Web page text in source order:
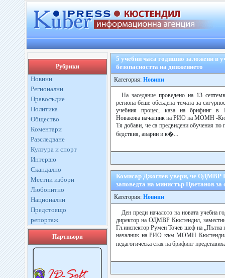
Рубрики
Новини
Регионални
Правосъдие
Политика
Общество
Коментари
Разследване
Култура и спорт
Интервю
Скандално
Местни избори
Любопитно
Национални
Предстоящо
репортаж
Партньори
5 учебни часа годишно заложени в
безопасността на движението
Категория: Новини
На заседание проведено на 13
региона беше обсъдена темата за
учебния процес, каза на брифинг в
Новакова началник на РИО на МОМН -
Тя добави, че са предвидени обучения по
бедствия, аварии и к�...
Комисар Джоглев увери, че ОДМВР
заповедта на министър Цветанов
Категория: Новини
Ден преди началото на новата учебна
директор на ОДМВР Кюстендил,
Гл.инспектор Румен Точев шеф на „Пътна
началник на РИО към МОМН Кюстендил
педагогическа стая на брифинг